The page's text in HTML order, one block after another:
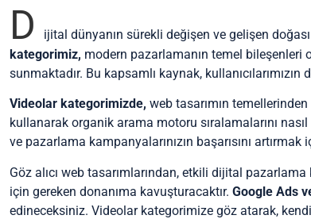
D ijital dünyanın sürekli değişen ve gelişen
kategorimiz, modern pazarlamanın temel bileşenleri
sunmaktadır. Bu kapsamlı kaynak,
Videolar kategorimizde, web tasarımın
kullanarak organik arama motoru sıralamalarını
ve pazarlama kampanyalarınızın başarısını
Göz alıcı web tasarımlarından, etkili dijital
için gereken donanıma kavuşturacaktır. Google Ads
edineceksiniz. Videolar kategorimize göz atarak,